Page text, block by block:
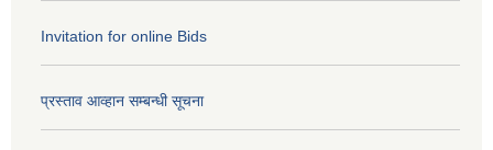
Invitation for online Bids
प्रस्ताव आव्हान सम्बन्धी सूचना